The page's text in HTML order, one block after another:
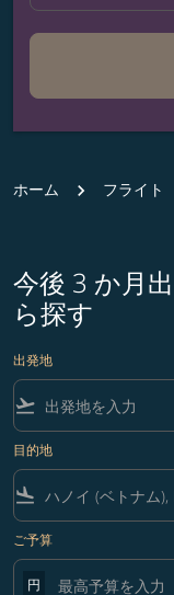
ホーム フライト
今後 3 か月
ら探す
出発地
flight_takeoff
目的地
flight_land
ご予算
円